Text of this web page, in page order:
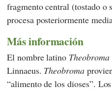
fragmento central (tostado o
procesa posteriormente
Más información
El nombre latino Theobroma
Linnaeus. Theobroma
“alimento de los dioses”.